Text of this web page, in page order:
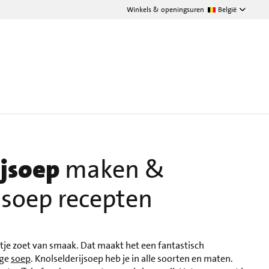
Winkels & openingsuren België
maken &
recepten
zoet van smaak. Dat maakt het een fantastisch
soep. Knolselderijsoep heb je in alle soorten en maten.